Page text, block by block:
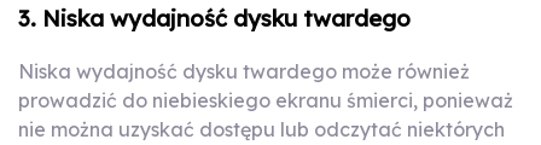
3. Niska wydajność dysku twardego
Niska wydajność dysku twardego może również
prowadzić do niebieskiego ekranu śmierci, ponieważ
nie można uzyskać dostępu lub odczytać niektórych